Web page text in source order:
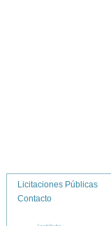
Licitaciones Públicas
Contacto